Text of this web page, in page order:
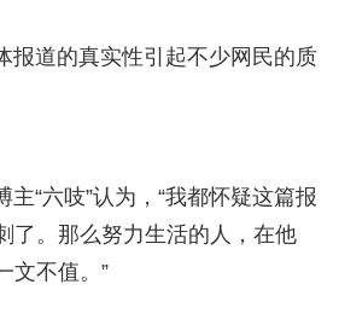
道的真实性引起不少网民的质
“六吱”认为，“我都怀疑这篇报
了。那么努力生活的人，在他
文不值。”